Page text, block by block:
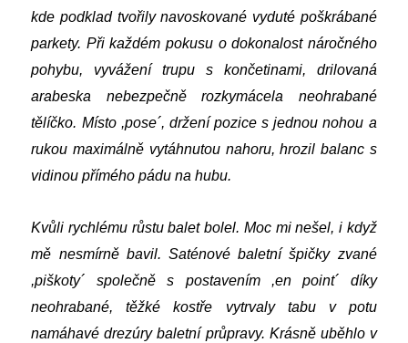
kde podklad tvořily navoskované vyduté poškrábané
parkety. Při každém pokusu o dokonalost náročného
pohybu, vyvážení trupu s končetinami, drilovaná
arabeska nebezpečně rozkymácela neohrabané
tělíčko. Místo ,pose´, držení pozice s jednou nohou a
rukou maximálně vytáhnutou nahoru, hrozil balanc s
vidinou přímého pádu na hubu.
Kvůli rychlému růstu balet bolel. Moc mi nešel, i když
mě nesmírně bavil. Saténové baletní špičky zvané
,piškoty´ společně s postavením ,en point´ díky
neohrabané, těžké kostře vytrvaly tabu v potu
namáhavé drezúry baletní průpravy. Krásně uběhlo v